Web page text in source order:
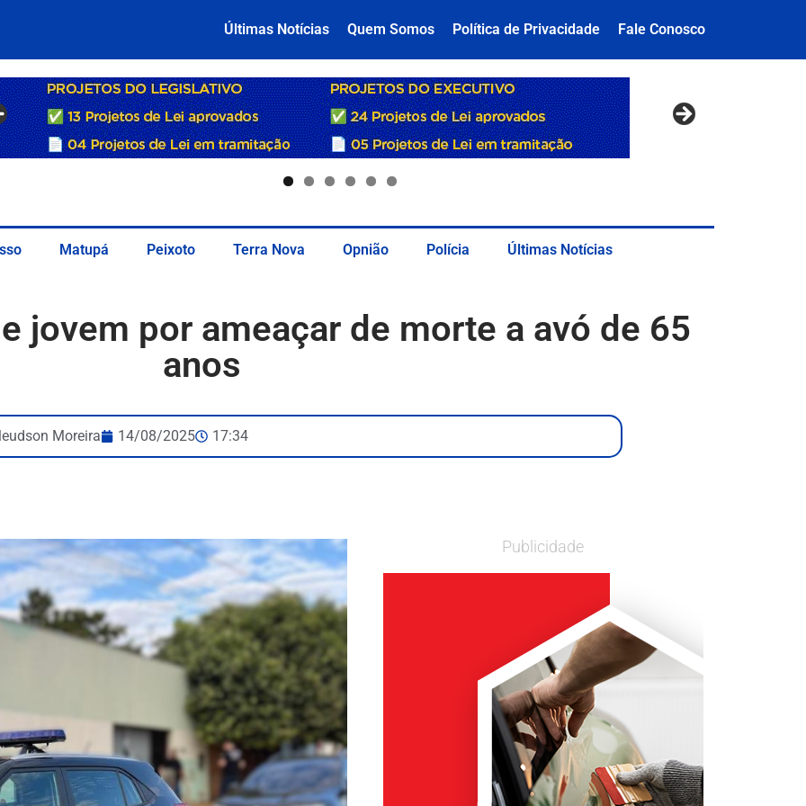
Últimas Notícias Quem Somos Política de Privacidade Fale Conosco
Matupá Peixoto Terra Nova Opnião Polícia Últimas Notícias
jovem por ameaçar de morte a avó de 65
anos
Moreira 14/08/2025 17:34
Publicidade